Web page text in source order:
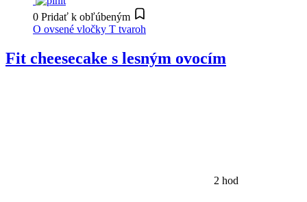
0 Pridať k obľúbeným
O ovsené vločky T tvaroh
Fit cheesecake s lesným ovocím
2 hod